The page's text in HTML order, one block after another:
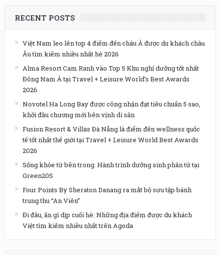
RECENT POSTS
Việt Nam leo lên top 4 điểm đến châu Á được du khách châu
Âu tìm kiếm nhiều nhất hè 2026
Alma Resort Cam Ranh vào Top 5 Khu nghỉ dưỡng tốt nhất
Đông Nam Á tại Travel + Leisure World’s Best Awards
2026
Novotel Ha Long Bay được công nhận đạt tiêu chuẩn 5 sao,
khởi đầu chương mới bên vịnh di sản
Fusion Resort & Villas Đà Nẵng là điểm đến wellness quốc
tế tốt nhất thế giới tại Travel + Leisure World Best Awards
2026
Sống khỏe từ bên trong: Hành trình dưỡng sinh phân tử tại
Green20S
Four Points By Sheraton Danang ra mắt bộ sưu tập bánh
trung thu “An Viên”
Đi đâu, ăn gì dịp cuối hè: Những địa điểm được du khách
Việt tìm kiếm nhiều nhất trên Agoda